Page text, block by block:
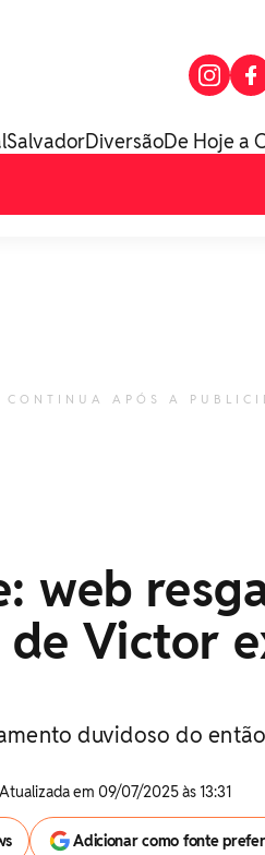
SalvadorDiversãoDe Hoje a
CONTINUA APÓS A
web
de Victor
duvidoso do
em 09/07/2025 às 13:31
Adicionar como fonte